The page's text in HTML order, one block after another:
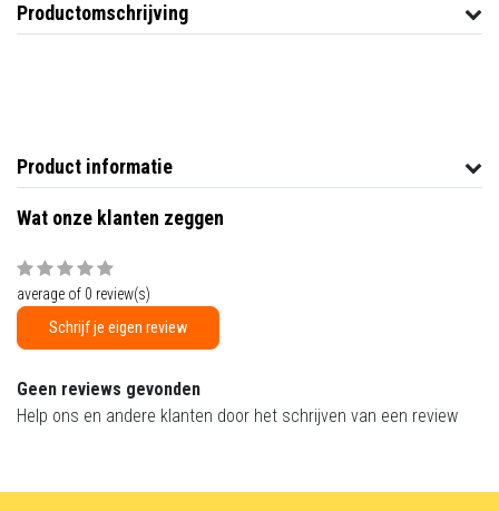
Productomschrijving
Product informatie
Wat onze klanten zeggen
average of 0 review(s)
Schrijf je eigen review
Geen reviews gevonden
Help ons en andere klanten door het schrijven van een review